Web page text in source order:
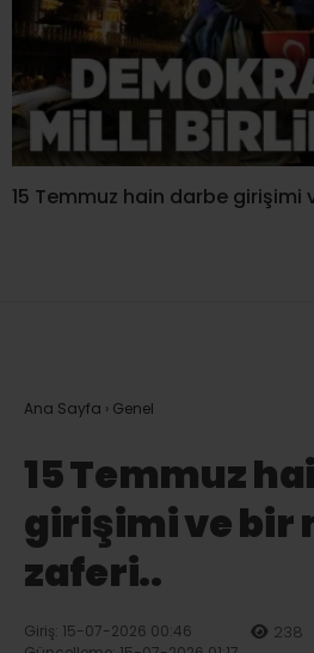
15 Temmuz hain darbe girişimi
Ana Sayfa › Genel
15 Temmuz
girişimi ve bir
zaferi..
Giriş: 15-07-2026 00:46
238